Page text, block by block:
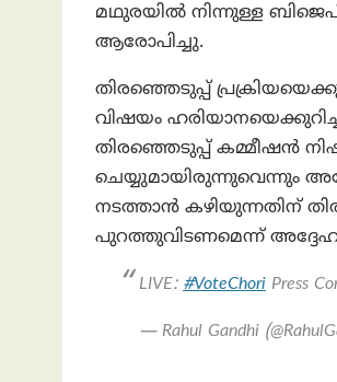
മഥുരയിൽ നിന്നുള്ള
ആരോപിച്ചു.
തിരഞ്ഞെടുപ്പ്
വിഷയം
തിരഞ്ഞെടുപ്പ് കമ്മീഷൻ
ചെയ്യുമായിരുന്നുവെന്നും
നടത്താൻ കഴിയുന്നതിന്
പുറത്തുവിടണമെന്ന്
LIVE: #VoteChori Press
— Rahul Gandhi